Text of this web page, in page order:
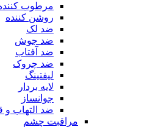
مرطوب
روشن کننده
ضد لک
ضد جوش
ضد آفتاب
ضد چروک
لیفتینگ
لایه بردار
جوانساز
ضد التهاب
مراقبت چشم